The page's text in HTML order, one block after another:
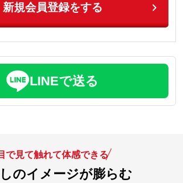
新規会員登録をする
LINEで送る
で見て触れて体感できる
のイメージが膨らむ